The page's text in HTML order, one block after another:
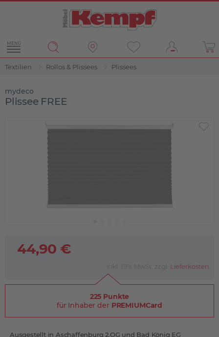
MENÜ
Textilien Rollos & Plissees Plissees
mydeco
Plissee FREE
44,90 €
inkl. 19% MwSt. zzgl. Lieferkosten
225 Punkte
für Inhaber der PREMIUMCard
Ausgestellt in Aschaffenburg 2.OG und Bad König EG